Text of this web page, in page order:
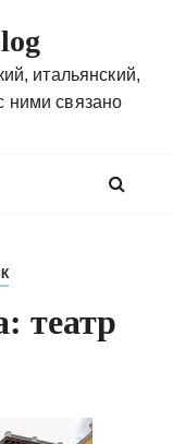
итальянский,
ними связано
театр